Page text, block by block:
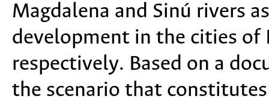
Magdalena and Sinú rivers
development in the cities
respectively. Based on a
the scenario that